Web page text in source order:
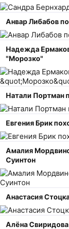
Анвар Либабов
Надежда
"Морозко"
Натали Портман
Евгения Брик
Амалия
Суинтон
Анастасия
Алёна